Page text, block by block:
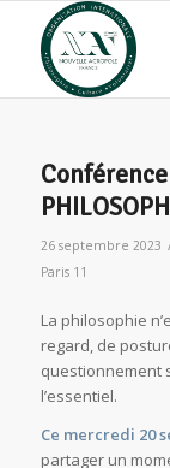
Conférence
26 septembre 2023
Paris 11
La philosophie
regard, de
questionnement
l’essentiel.
Ce mercredi 20
partager un